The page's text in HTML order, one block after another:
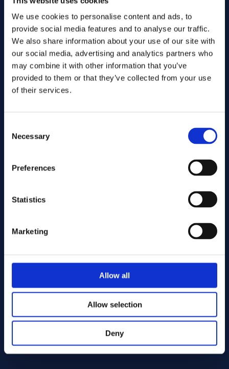
We use cookies to personalise content and ads, to
provide social media features and to analyse our traffic.
We also share information about your use of our site with
our social media, advertising and analytics partners who
may combine it with other information that you’ve
provided to them or that they’ve collected from your use
of their services.
Selection
Necessary
Preferences
Statistics
Marketing
Allow all
Allow selection
Deny
Wprowadź ilość
Twoja wiadomość